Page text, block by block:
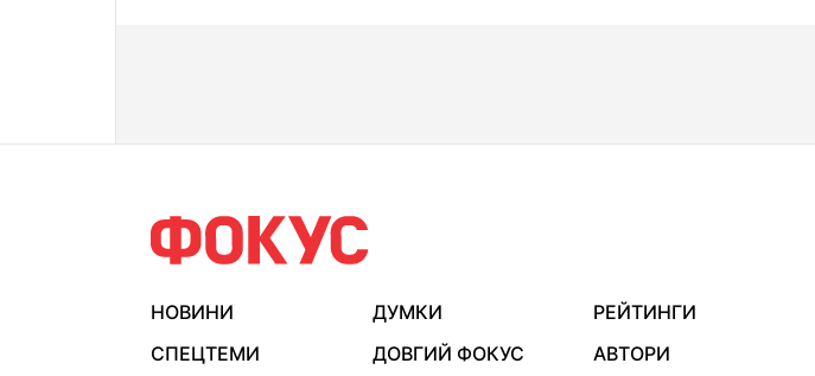
НОВИНИ ДУМКИ
РЕЙТИНГИ
СПЕЦТЕМИ
ДОВГИЙ ФОКУС
АВТОРИ